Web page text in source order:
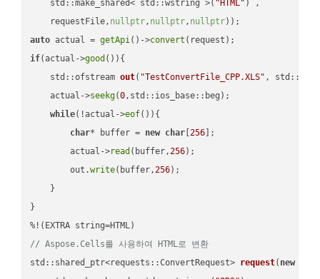
    std::make_shared< std::wstring >(
"HTML" ) ,
    requestFile,
nullptr, nullptr, nullptr))
auto actual = getApi()->convert
if(actual->good ()){
std::ofstream out( "TestConvertFile_CPP.XLS" ,
    actual->
seekg(0,std::ios_base::beg);
while(!actual->eof()){
char* buffer = new char [256 ];
        actual->
read (buffer,256);
        out.
write(buffer,256);
    }
}
// Aspose.Cells를 사용하여 HTML로 변환
std::shared_ptr<requests::ConvertRequest> request( new